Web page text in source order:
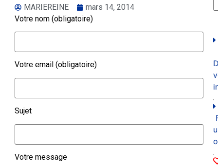
MARIEREINE
mars 14, 2014
Votre nom (obligatoire)
Votre email (obligatoire)
Sujet
Votre message